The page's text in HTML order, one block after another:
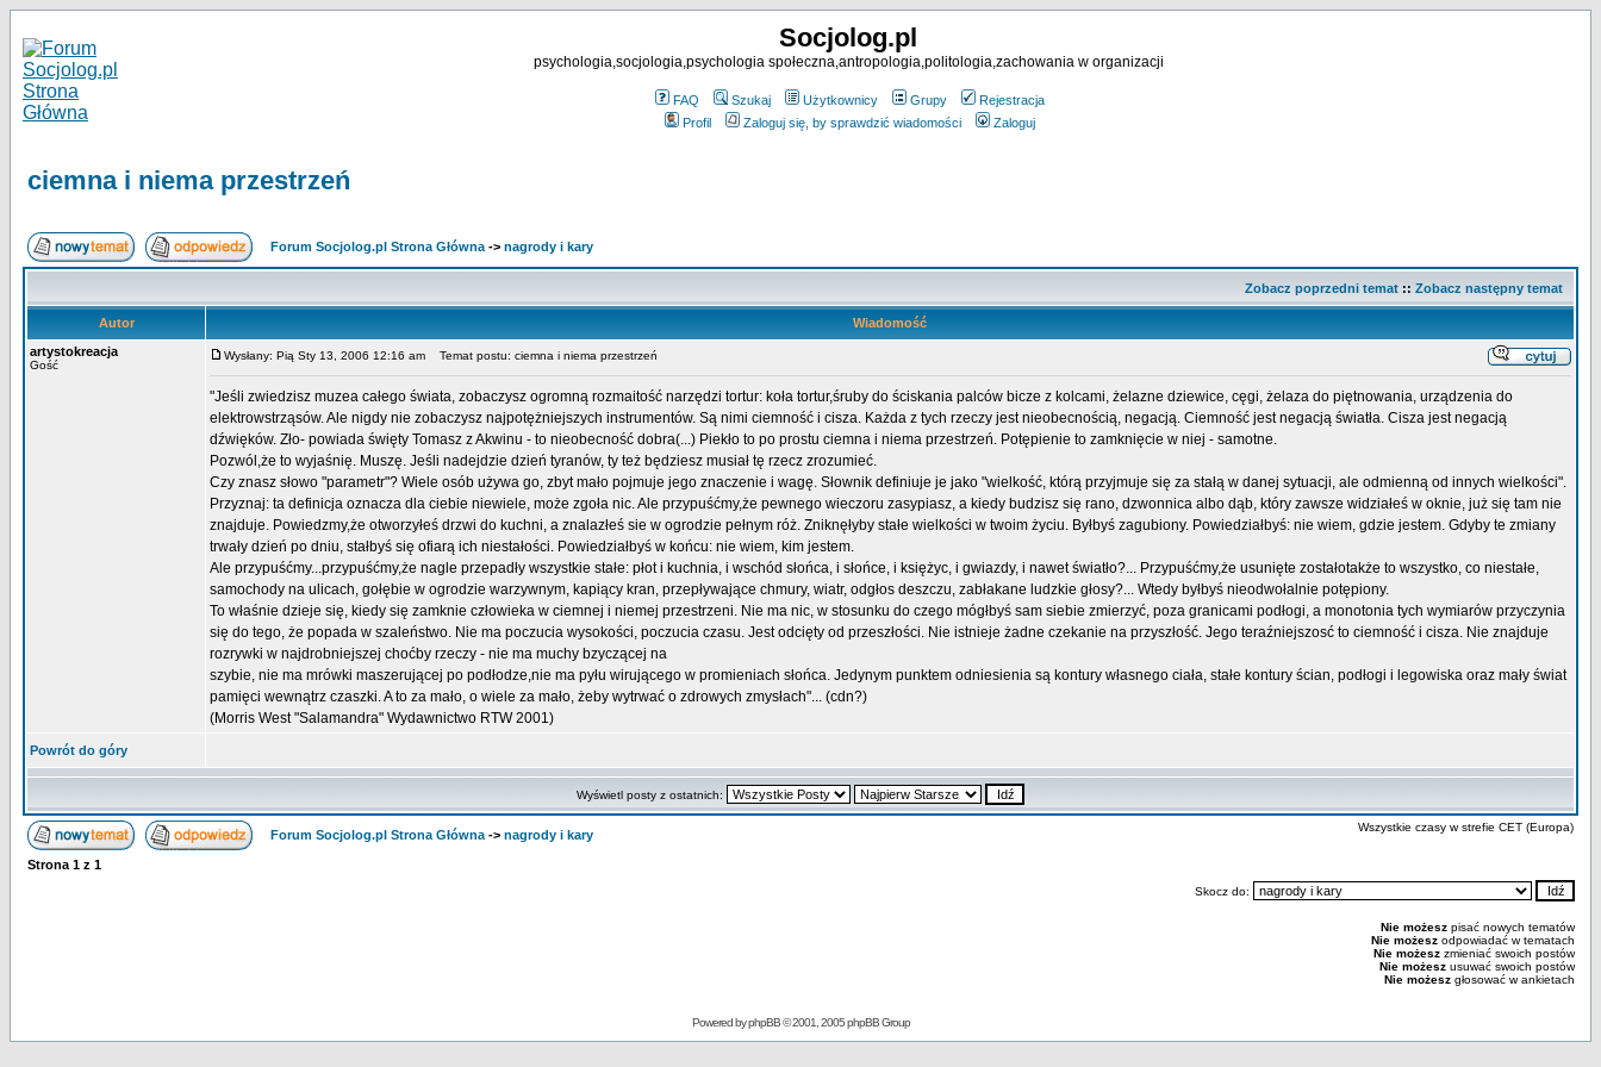
Socjolog.pl
psychologia,socjologia,psychologia społeczna,antropologia,politologia,zachowania w organizacji
FAQ Szukaj Użytkownicy Grupy
Rejestracja
Profil
Zaloguj się, by sprawdzić wiadomości Zaloguj
ciemna i niema przestrzeń
Forum Socjolog.pl Strona Główna -> nagrody i kary
Zobacz poprzedni temat :: Zobacz następny temat
Autor
Wiadomość
artystokreacja
Gość
Wysłany: Pią Sty 13, 2006 12:16 am Temat postu: ciemna i niema przestrzeń
"Jeśli zwiedzisz muzea całego świata, zobaczysz ogromną rozmaitość narzędzi tortur: koła tortur,śruby do ściskania palców bicze z kolcami, żelazne dziewice, cęgi, żelaza do piętnowania, urządzenia do
elektrowstrząsów. Ale nigdy nie zobaczysz najpotężniejszych instrumentów. Są nimi ciemność i cisza. Każda z tych rzeczy jest nieobecnością, negacją. Ciemność jest negacją światła. Cisza jest negacją
dźwięków. Zło- powiada święty Tomasz z Akwinu - to nieobecność dobra(...) Piekło to po prostu ciemna i niema przestrzeń. Potępienie to zamknięcie w niej - samotne.
Pozwól,że to wyjaśnię. Muszę. Jeśli nadejdzie dzień tyranów, ty też będziesz musiał tę rzecz zrozumieć.
Czy znasz słowo "parametr"? Wiele osób używa go, zbyt mało pojmuje jego znaczenie i wagę. Słownik definiuje je jako "wielkość, którą przyjmuje się za stałą w danej sytuacji, ale odmienną od innych wielkości".
Przyznaj: ta definicja oznacza dla ciebie niewiele, może zgoła nic. Ale przypuśćmy,że pewnego wieczoru zasypiasz, a kiedy budzisz się rano, dzwonnica albo dąb, który zawsze widziałeś w oknie, już się tam nie
znajduje. Powiedzmy,że otworzyłeś drzwi do kuchni, a znalazłeś sie w ogrodzie pełnym róż. Zniknęłyby stałe wielkości w twoim życiu. Byłbyś zagubiony. Powiedziałbyś: nie wiem, gdzie jestem. Gdyby te zmiany
trwały dzień po dniu, stałbyś się ofiarą ich niestałości. Powiedziałbyś w końcu: nie wiem, kim jestem.
Ale przypuśćmy...przypuśćmy,że nagle przepadły wszystkie stałe: płot i kuchnia, i wschód słońca, i słońce, i księżyc, i gwiazdy, i nawet światło?... Przypuśćmy,że usunięte zostałotakże to wszystko, co niestałe,
samochody na ulicach, gołębie w ogrodzie warzywnym, kapiący kran, przepływające chmury, wiatr, odgłos deszczu, zabłakane ludzkie głosy?... Wtedy byłbyś nieodwołalnie potępiony.
To właśnie dzieje się, kiedy się zamknie człowieka w ciemnej i niemej przestrzeni. Nie ma nic, w stosunku do czego mógłbyś sam siebie zmierzyć, poza granicami podłogi, a monotonia tych wymiarów przyczynia
się do tego, że popada w szaleństwo. Nie ma poczucia wysokości, poczucia czasu. Jest odcięty od przeszłości. Nie istnieje żadne czekanie na przyszłość. Jego teraźniejszosć to ciemność i cisza. Nie znajduje
rozrywki w najdrobniejszej choćby rzeczy - nie ma muchy bzyczącej na
szybie, nie ma mrówki maszerującej po podłodze,nie ma pyłu wirującego w promieniach słońca. Jedynym punktem odniesienia są kontury własnego ciała, stałe kontury ścian, podłogi i legowiska oraz mały świat
pamięci wewnątrz czaszki. A to za mało, o wiele za mało, żeby wytrwać o zdrowych zmysłach"... (cdn?)
(Morris West "Salamandra" Wydawnictwo RTW 2001)
Powrót do góry
Wyświetl posty z ostatnich:
Forum Socjolog.pl Strona Główna -> nagrody i kary
Wszystkie czasy w strefie CET (Europa)
Strona 1 z 1
Skocz do:
Nie możesz pisać nowych tematów
Nie możesz odpowiadać w tematach
Nie możesz zmieniać swoich postów
Nie możesz usuwać swoich postów
Nie możesz głosować w ankietach
Powered byphpBB© 2001, 2005 phpBB Group